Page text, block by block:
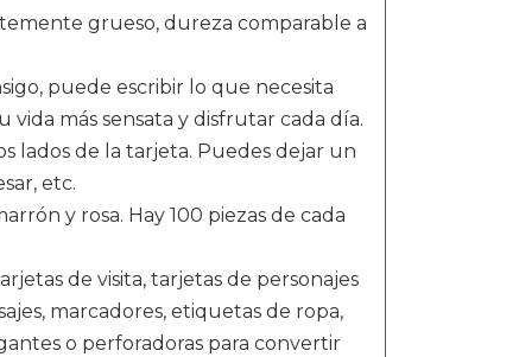
grueso, dureza comparable a
puede escribir lo que necesita
vida más sensata y disfrutar cada día.
lados de la tarjeta. Puedes dejar un
etc.
y rosa. Hay 100 piezas de cada
de visita, tarjetas de personajes
marcadores, etiquetas de ropa,
o perforadoras para convertir